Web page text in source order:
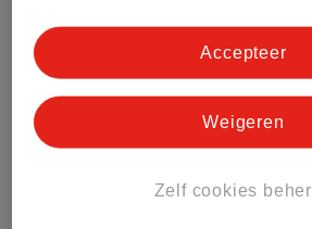
Zelf cookies
Weigeren
Accepteer